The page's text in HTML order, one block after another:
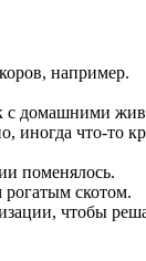
например.
с домашними
иногда что-то
поменялось.
скотом.
чтобы